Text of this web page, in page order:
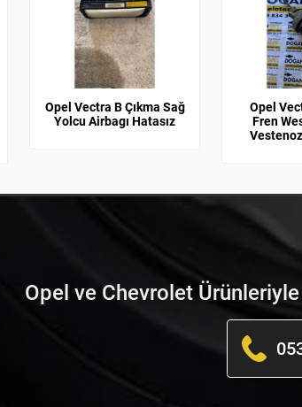
Opel Vectra B Çıkma Sağ
Yolcu Airbagı Hatasız
Opel
Fren
Opel ve Chevrolet